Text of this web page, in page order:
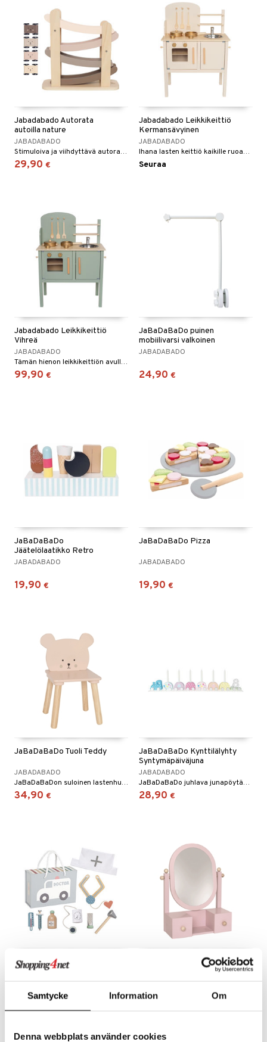
Samtycke Information Om
Denna webbplats använder cookies
Jabadabado Autorata
autoilla nature
JABADABADO
Stimuloiva ja viihdyttävä autorata, jossa on neljä autoa.
29,90 €
Jabadabado Leikkikeittiö
Kermansävyinen
JABADABADO
Ihana lasten keittiö kaikille ruoanlaitosta innostuneille lapsille!
Seuraa
Jabadabado Leikkikeittiö
Vihreä
JABADABADO
Tämän hienon leikkikeittiön avulla sinusta tulee nopeasti oikea mestarikokki!
99,90 €
JaBaDaBaDo puinen
mobiilivarsi valkoinen
JABADABADO
24,90 €
JaBaDaBaDo
Jäätelölaatikko Retro
JABADABADO
19,90 €
JaBaDaBaDo Pizza
JABADABADO
19,90 €
JaBaDaBaDo Tuoli Teddy
JABADABADO
JaBaDaBaDon suloinen lastenhuoneen tuoli nallella.
34,90 €
JaBaDaBaDo Kynttilälyhty
Syntymäpäiväjuna
JABADABADO
JaBaDaBaDo juhlava junapöytäkoriste.
28,90 €
JaBaDaBaDo
Lääkärinlaukku Silver
JaBaDaBaDon lääkärinlaukku sisältää kaiken tarvittavan pienelle tohtorille!
JaBaDaBaDo Peili